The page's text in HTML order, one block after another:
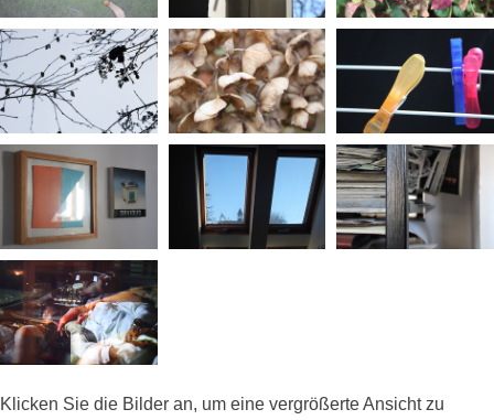
Klicken Sie die Bilder an, um eine vergrößerte Ansicht zu